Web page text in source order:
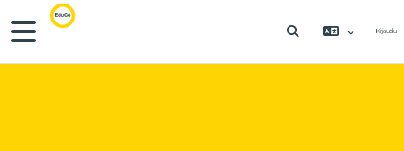
Siirry pääsisältöön
Sivupaneeli
VAIHDA Kirjaudu